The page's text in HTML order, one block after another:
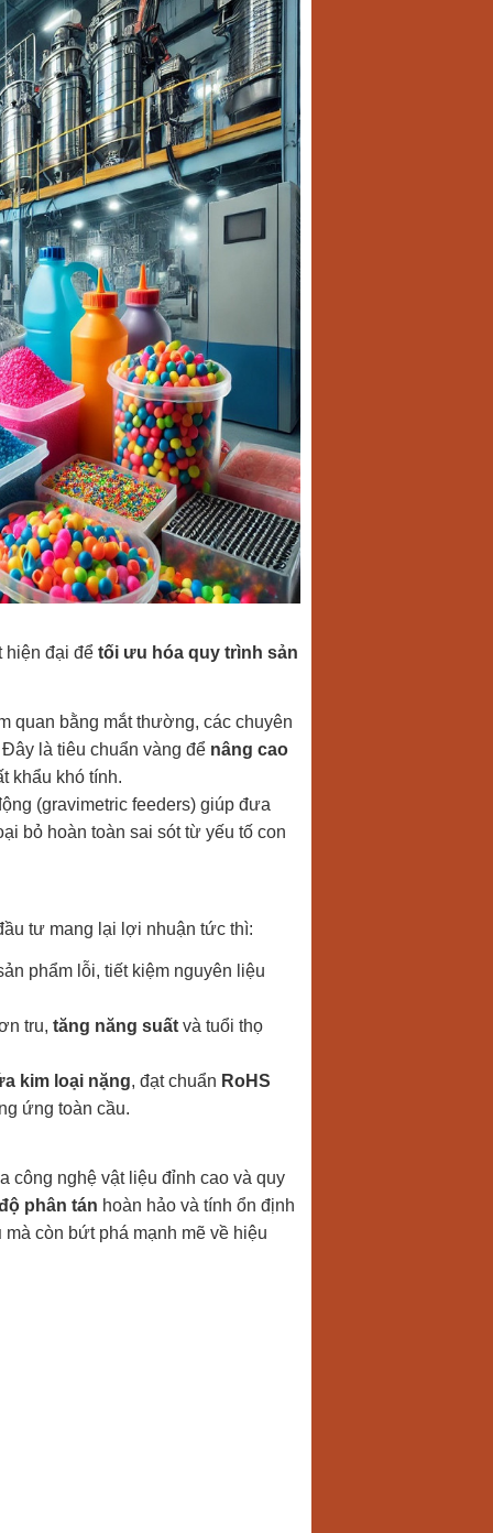
hiện đại để tối ưu hóa quy trình sản
quan bằng mắt thường, các chuyên
là tiêu chuẩn vàng để nâng cao
khẩu khó tính.
(gravimetric feeders) giúp đưa
bỏ hoàn toàn sai sót từ yếu tố con
tư mang lại lợi nhuận tức thì:
phẩm lỗi, tiết kiệm nguyên liệu
tru, tăng năng suấtvà tuổi thọ
kim loại nặng, đạt chuẩn RoHS
ứng toàn cầu.
công nghệ vật liệu đỉnh cao và quy
phân tán hoàn hảo và tính ổn định
mà còn bứt phá mạnh mẽ về hiệu